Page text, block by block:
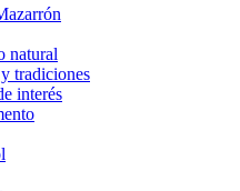
natural
tradiciones
interés